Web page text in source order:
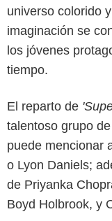
universo colorido
imaginación se
los jóvenes
tiempo.
El reparto de
talentoso grupo
puede mencionar
o Lyon Daniels;
de Priyanka
Boyd Holbrook, y